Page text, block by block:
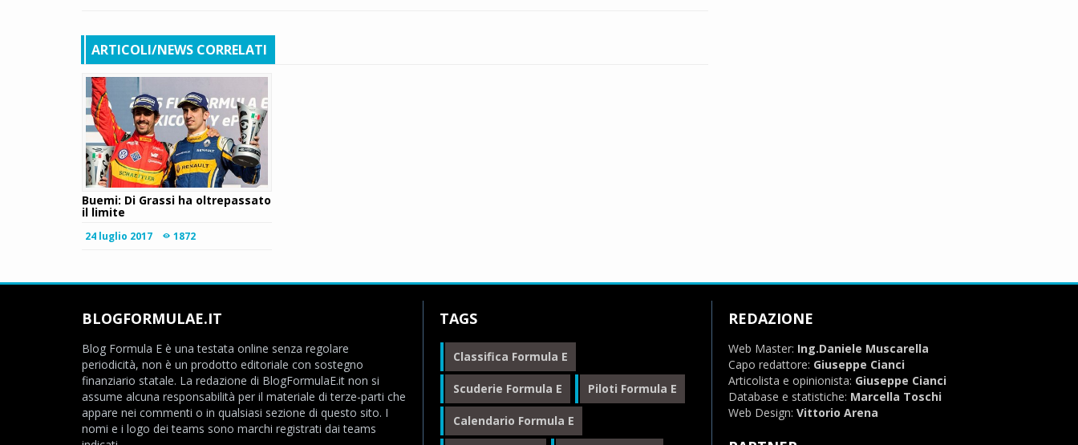
ARTICOLI/NEWS CORRELATI
Buemi: Di Grassi ha oltrepassato
il limite
24 luglio 2017 1872
BLOGFORMULAE.IT
Blog Formula E è una testata online senza regolare
periodicità, non è un prodotto editoriale con sostegno
finanziario statale. La redazione di BlogFormulaE.it non si
assume alcuna responsabilità per il materiale di terze-parti che
appare nei commenti o in qualsiasi sezione di questo sito. I
nomi e i logo dei teams sono marchi registrati dai teams
TAGS
Classifica Formula E
Scuderie Formula E Piloti Formula E
Calendario Formula E
REDAZIONE
Web Master: Ing.Daniele Muscarella
Capo redattore: Giuseppe Cianci
Articolista e opinionista: Giuseppe Cianci
Database e statistiche: Marcella Toschi
Web Design: Vittorio Arena